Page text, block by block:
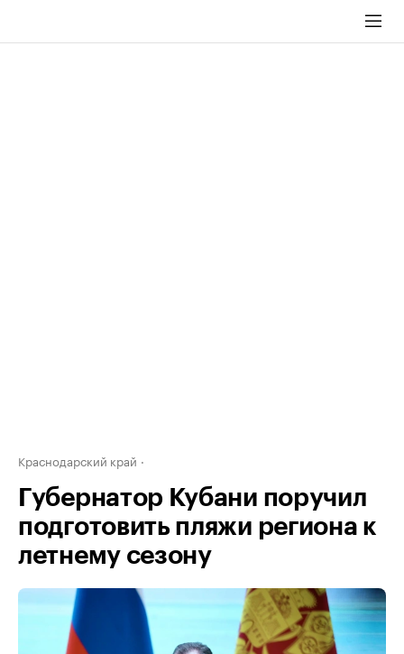
Краснодарский край
Губернатор Кубани поручил
подготовить пляжи региона к
летнему сезону